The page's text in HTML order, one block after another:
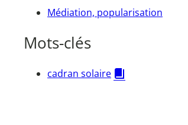
Médiation, popularisation
Mots-clés
cadran solaire